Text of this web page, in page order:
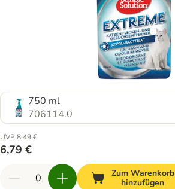
750 ml
706114.0
UVP 8,49 €
6,79 €
Zum Warenkorb
hinzufügen